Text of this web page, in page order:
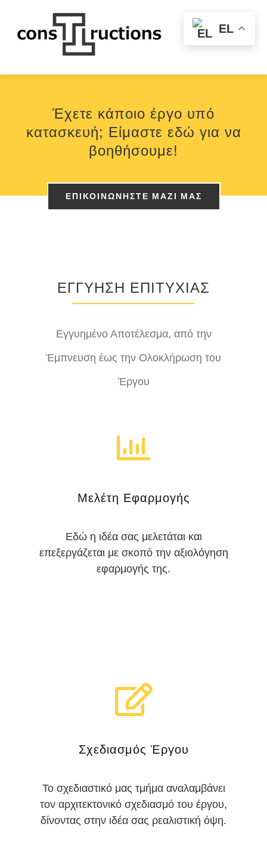
Η ΕΤΑΙΡΕΙΑ ΜΑΣΈχετε κάποιο έργο υπό
κατασκευή; Είμαστε εδώ για να
βοηθήσουμε!
ΕΠΙΚΟΙΝΩΝΗΣΤΕ ΜΑΖΙ ΜΑΣ
ΕΓΓΥΗΣΗ ΕΠΙΤΥΧΙΑΣ
Εγγυημένο Αποτέλεσμα, από την
Έμπνευση έως την Ολοκλήρωση του
Έργου
Μελέτη Εφαρμογής
Εδώ η ιδέα σας μελετάται και
επεξεργάζεται με σκοπό την αξιολόγηση
εφαρμογής της.
Σχεδιασμός Έργου
Το σχεδιαστικό μας τμήμα αναλαμβάνει
τον αρχιτεκτονικό σχεδιασμό του έργου,
δίνοντας στην ιδέα σας ρεαλιστική όψη.
EL